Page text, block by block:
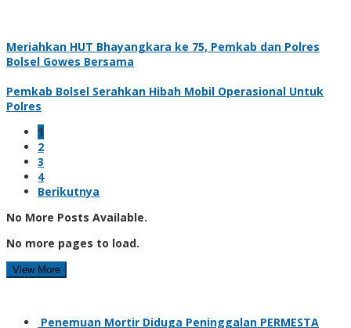
Meriahkan HUT Bhayangkara ke 75, Pemkab dan Polres
Bolsel Gowes Bersama
Pemkab Bolsel Serahkan Hibah Mobil Operasional Untuk
Polres
1
2
3
4
Berikutnya
No More Posts Available.
No more pages to load.
View More
Penemuan Mortir Diduga Peninggalan PERMESTA